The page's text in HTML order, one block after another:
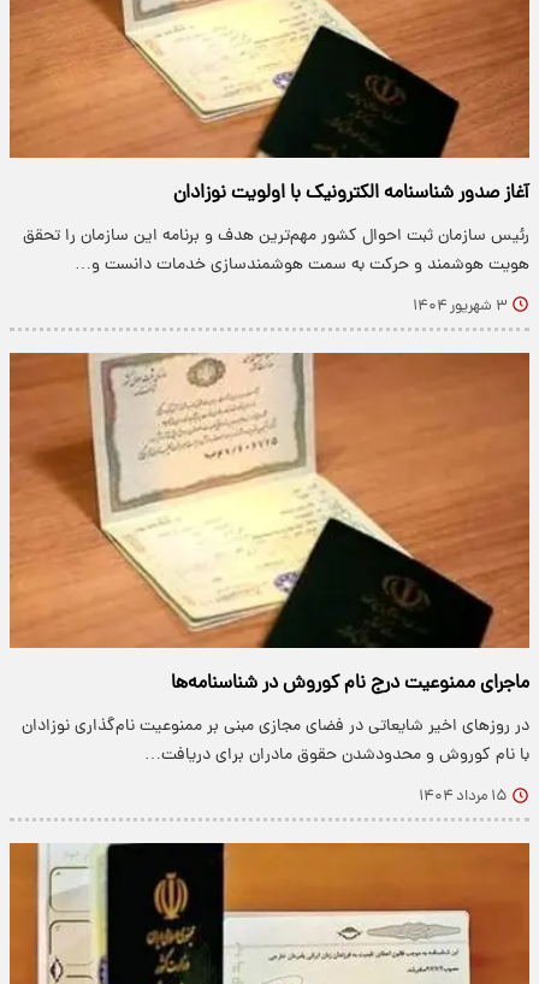
آغاز صدور شناسنامه الکترونیک با اولویت نوزادان
رئیس سازمان ثبت احوال کشور مهم‌ترین هدف و برنامه این سازمان را تحقق
هویت هوشمند و حرکت به سمت هوشمندسازی خدمات دانست و…
۳ شهریور ۱۴۰۴
ماجرای ممنوعیت درج نام کوروش در شناسنامه‌ها
در روزهای اخیر شایعاتی در فضای مجازی مبنی بر ممنوعیت نام‌گذاری نوزادان
با نام کوروش و محدودشدن حقوق مادران برای دریافت…
۱۵ مرداد ۱۴۰۴